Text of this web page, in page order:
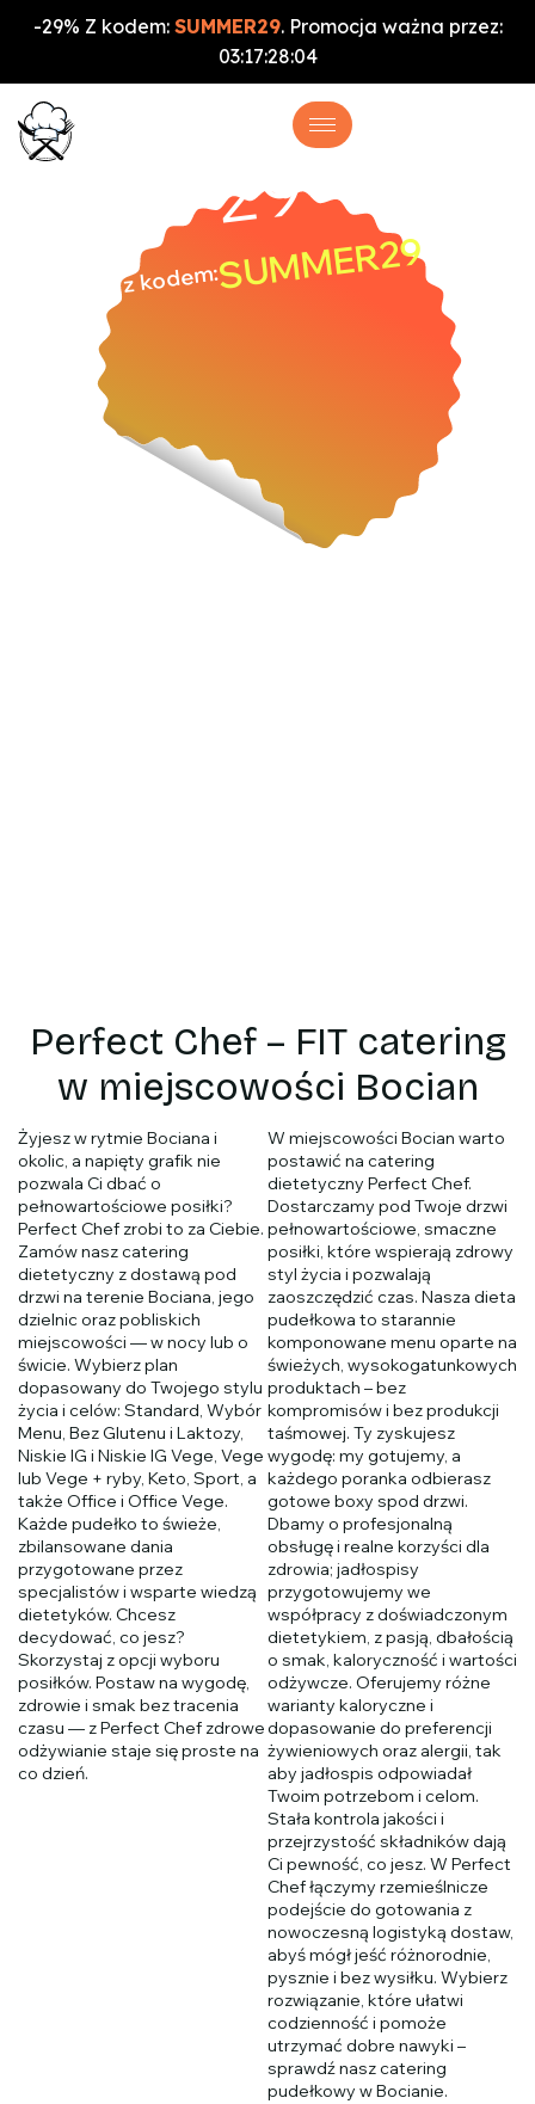
-29% Z kodem: SUMMER29. Promocja ważna przez:
03:17:28:04
-29%
z kodem:SUMMER29
Perfect Chef – FIT catering
w miejscowości Bocian
Żyjesz w rytmie Bociana i
okolic, a napięty grafik nie
pozwala Ci dbać o
pełnowartościowe posiłki?
Perfect Chef zrobi to za Ciebie.
Zamów nasz catering
dietetyczny z dostawą pod
drzwi na terenie Bociana, jego
dzielnic oraz pobliskich
miejscowości — w nocy lub o
świcie. Wybierz plan
dopasowany do Twojego stylu
życia i celów: Standard, Wybór
Menu, Bez Glutenu i Laktozy,
Niskie IG i Niskie IG Vege, Vege
lub Vege + ryby, Keto, Sport, a
także Office i Office Vege.
Każde pudełko to świeże,
zbilansowane dania
przygotowane przez
specjalistów i wsparte wiedzą
dietetyków. Chcesz
decydować, co jesz?
Skorzystaj z opcji wyboru
posiłków. Postaw na wygodę,
zdrowie i smak bez tracenia
czasu — z Perfect Chef zdrowe
odżywianie staje się proste na
co dzień.
W miejscowości Bocian warto
postawić na catering
dietetyczny Perfect Chef.
Dostarczamy pod Twoje drzwi
pełnowartościowe, smaczne
posiłki, które wspierają zdrowy
styl życia i pozwalają
zaoszczędzić czas. Nasza dieta
pudełkowa to starannie
komponowane menu oparte na
świeżych, wysokogatunkowych
produktach – bez
kompromisów i bez produkcji
taśmowej. Ty zyskujesz
wygodę: my gotujemy, a
każdego poranka odbierasz
gotowe boxy spod drzwi.
Dbamy o profesjonalną
obsługę i realne korzyści dla
zdrowia; jadłospisy
przygotowujemy we
współpracy z doświadczonym
dietetykiem, z pasją, dbałością
o smak, kaloryczność i wartości
odżywcze. Oferujemy różne
warianty kaloryczne i
dopasowanie do preferencji
żywieniowych oraz alergii, tak
aby jadłospis odpowiadał
Twoim potrzebom i celom.
Stała kontrola jakości i
przejrzystość składników dają
Ci pewność, co jesz. W Perfect
Chef łączymy rzemieślnicze
podejście do gotowania z
nowoczesną logistyką dostaw,
abyś mógł jeść różnorodnie,
pysznie i bez wysiłku. Wybierz
rozwiązanie, które ułatwi
codzienność i pomoże
utrzymać dobre nawyki –
sprawdź nasz catering
pudełkowy w Bocianie.